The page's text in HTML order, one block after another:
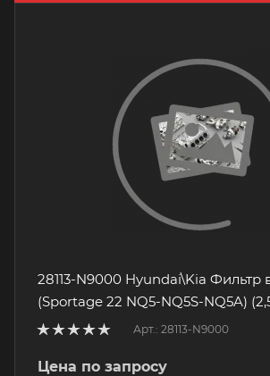
28113-N9000 Hyundai\Kia
(Sportage 22 NQ5-NQ5S-NQ5A)
Арт.: 28113-N9000
Цена по запросу